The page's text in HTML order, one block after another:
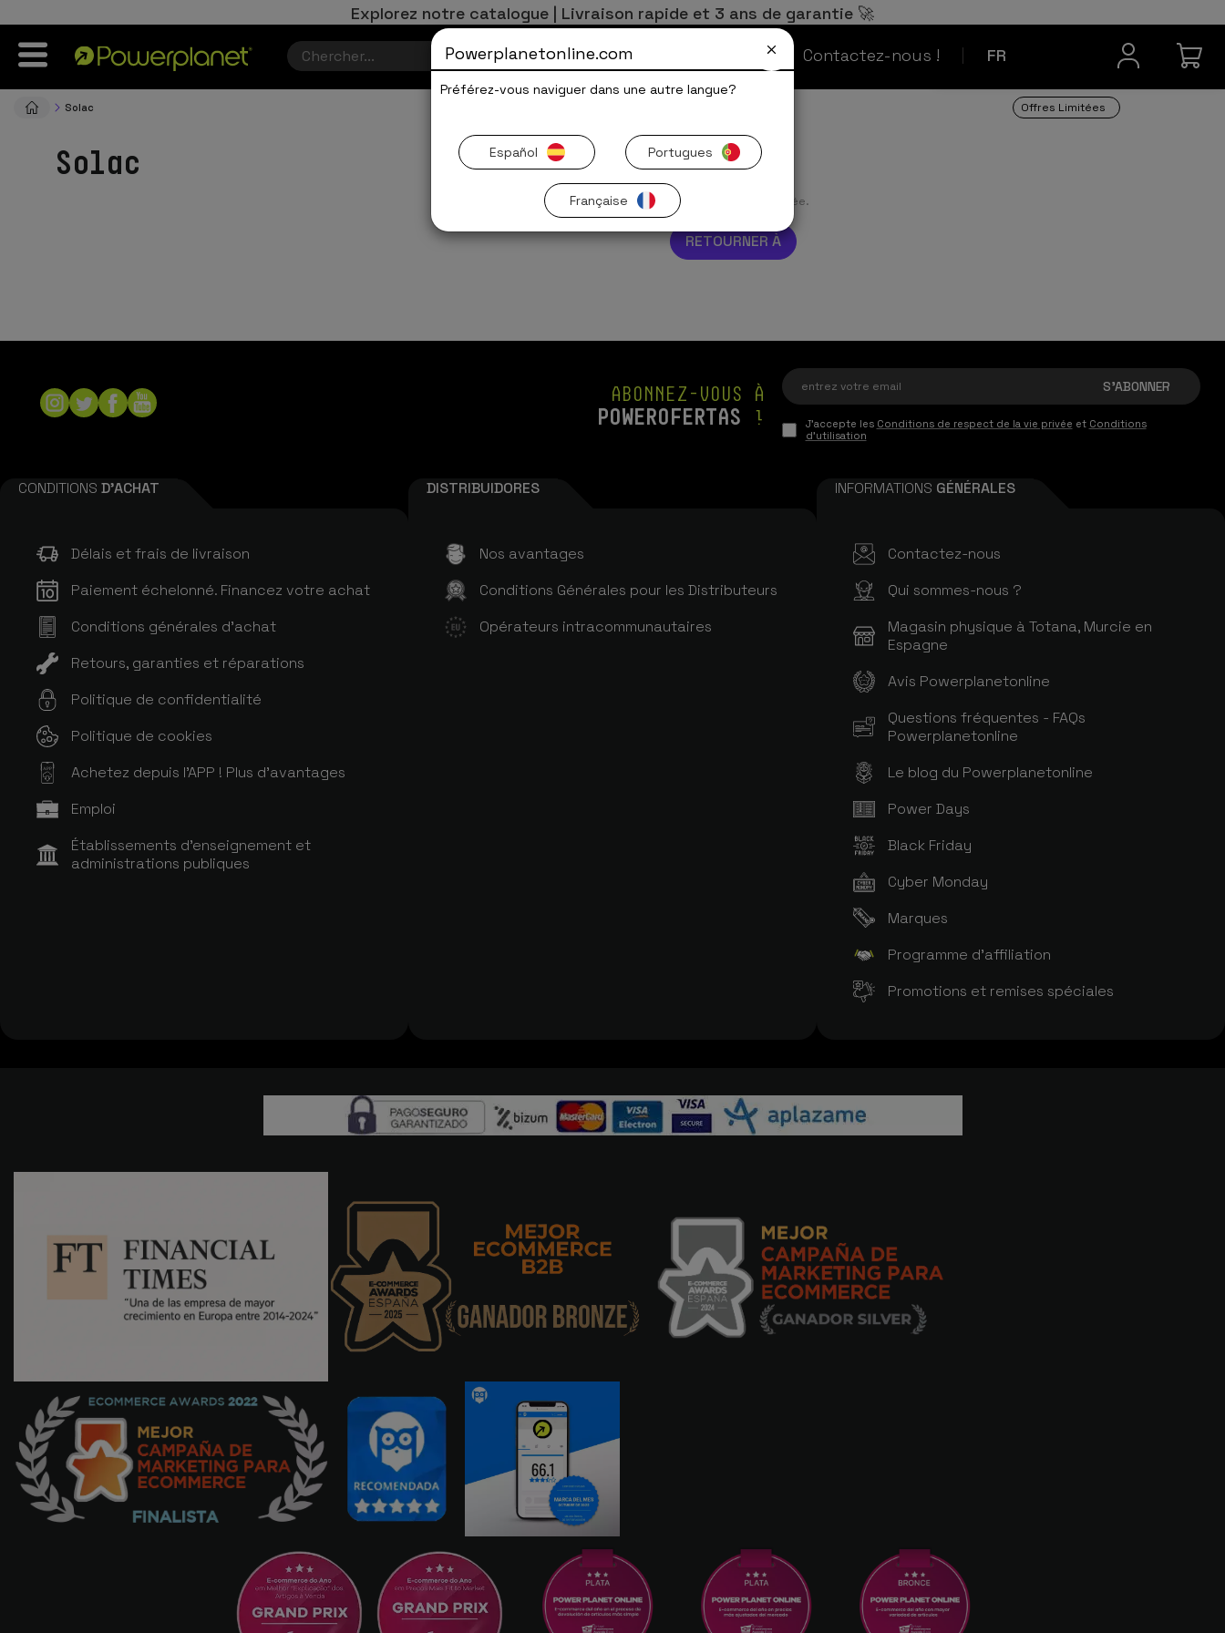
Explorez notre catalogue | Livraison rapide et 3 ans de garantie 🚀
FR
Contactez-nous !
Contact
Solac Offres Limitées
Solac
Aucune recherche trouvée.
RETOURNER À
ABONNEZ-VOUS À
POWEROFERTAS ! J'accepte les Conditions de respect de la vie privée et Conditions
d'utilisation
CONDITIONS D'ACHAT
Délais et frais de livraison
Paiement échelonné. Financez votre achat
Conditions générales d'achat
Retours, garanties et réparations
Politique de confidentialité
Politique de cookies
APP
Achetez depuis l'APP ! Plus d'avantages
Emploi
Établissements d'enseignement et
administrations publiques
DISTRIBUIDORES
Nos avantages
Conditions Générales pour les Distributeurs
Opérateurs intracommunautaires
INFORMATIONS GÉNÉRALES
Contactez-nous
Qui sommes-nous ?
Magasin physique à Totana, Murcie en
Espagne
Avis Powerplanetonline
Questions fréquentes - FAQs
Powerplanetonline
Le blog du Powerplanetonline
Power Days
Black Friday
Cyber Monday
Marques
Programme d'affiliation
Promotions et remises spéciales
Powerplanetonline.com
Préférez-vous naviguer dans une autre langue?
Español Portugues
Française